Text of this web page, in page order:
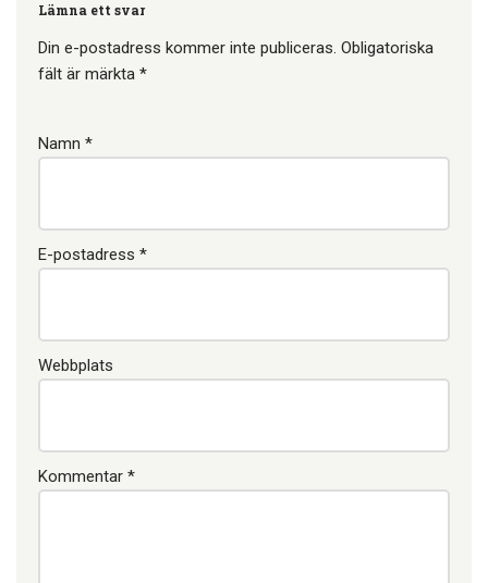
Lämna ett svar
Din e-postadress kommer inte publiceras. Obligatoriska
fält är märkta *
Namn *
E-postadress *
Webbplats
Kommentar *